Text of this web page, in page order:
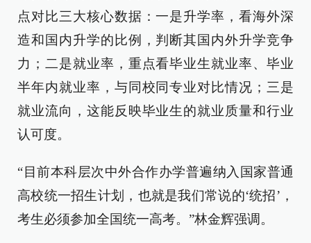
点对比三大核心数据：一是升学率，看海外深
造和国内升学的比例，判断其国内外升学竞争
力；二是就业率，重点看毕业生就业率、毕业
半年内就业率，与同校同专业对比情况；三是
就业流向，这能反映毕业生的就业质量和行业
认可度。
“目前本科层次中外合作办学普遍纳入国家普通
高校统一招生计划，也就是我们常说的‘统招’，
考生必须参加全国统一高考。”林金辉强调。